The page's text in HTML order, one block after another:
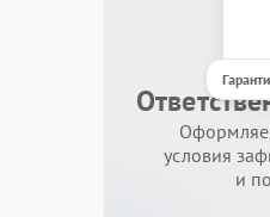
условия
и